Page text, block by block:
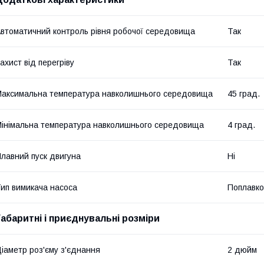
контроль рівня робочої середовища Так
від перегріву Так
температура навколишнього середовища 45 град.
температура навколишнього середовища 4 град.
пуск двигуна Ні
вимикача насоса
і приєднувальні розміри
роз'єму з'єднання 2 дюйм